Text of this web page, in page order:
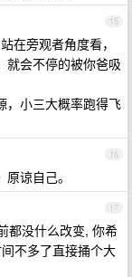
15
在旁观者角度看，
就会不停的被你爸吸
，小三大概率跑得飞
16
谅自己。
17
都没什么改变, 你希
不多了直接捅个大